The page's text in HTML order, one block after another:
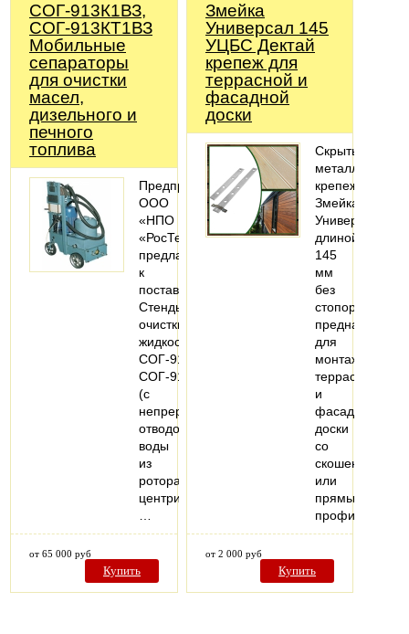
СОГ-913К1ВЗ,
СОГ-913КТ1ВЗ
Мобильные
сепараторы
для очистки
масел,
дизельного и
печного
топлива
Предприятие
ООО
«НПО
«РосТехЭнерго»
предлагает
к
поставке
Стенды
очистки
жидкостей
СОГ-913К1ВЗ,
СОГ-913КТ1ВЗ
(с
непрерывным
отводом
воды
из
ротора
центрифуги)
от 65 000 руб
Купить
Змейка
Универсал 145
УЦБС Дектай
крепеж для
террасной и
фасадной
доски
Скрытый
металлический
крепеж
Змейка-
Универсал
длиной
145
мм
без
стопора
предназначен
для
монтажа
террасной
и
фасадной
доски
со
скошенным
или
прямым
профилем…
от 2 000 руб
Купить